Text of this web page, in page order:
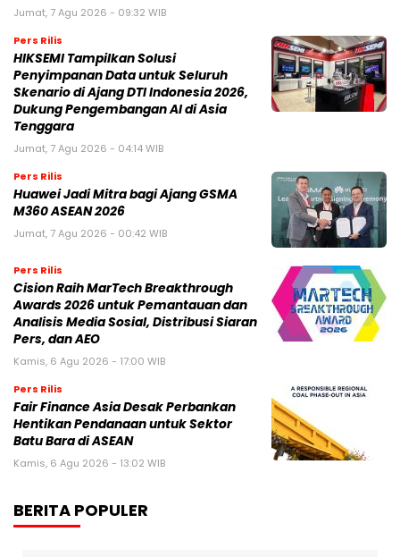
Jumat, 7 Agu 2026 - 09:32 WIB
Pers Rilis
HIKSEMI Tampilkan Solusi
Penyimpanan Data untuk Seluruh
Skenario di Ajang DTI Indonesia 2026,
Dukung Pengembangan AI di Asia
Tenggara
Jumat, 7 Agu 2026 - 04:14 WIB
Pers Rilis
Huawei Jadi Mitra bagi Ajang GSMA
M360 ASEAN 2026
Jumat, 7 Agu 2026 - 00:42 WIB
Pers Rilis
Cision Raih MarTech Breakthrough
Awards 2026 untuk Pemantauan dan
Analisis Media Sosial, Distribusi Siaran
Pers, dan AEO
Kamis, 6 Agu 2026 - 17:00 WIB
Pers Rilis
Fair Finance Asia Desak Perbankan
Hentikan Pendanaan untuk Sektor
Batu Bara di ASEAN
Kamis, 6 Agu 2026 - 13:02 WIB
BERITA POPULER